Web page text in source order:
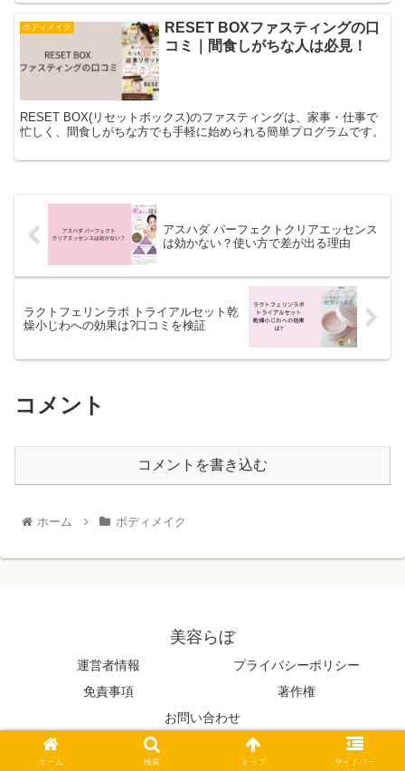
ボディメイク
RESET BOXファスティングの口
コミ｜間食しがちな人は必見！
RESET BOX(リセットボックス)のファスティングは、家事・仕事で
忙しく、間食しがちな方でも手軽に始められる簡単プログラムです。
アスハダ パーフェクトクリアエッセンス
は効かない？使い方で差が出る理由
ラクトフェリンラボ トライアルセット乾
燥小じわへの効果は?口コミを検証
コメント
コメントを書き込む
ホーム ボディメイク
美容らぼ
運営者情報
プライバシーポリシー
免責事項
著作権
お問い合わせ
© 2022 美容らぼ.
ホーム 検索 トップ サイドバー